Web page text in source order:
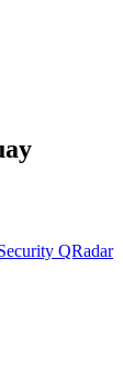
QRadar